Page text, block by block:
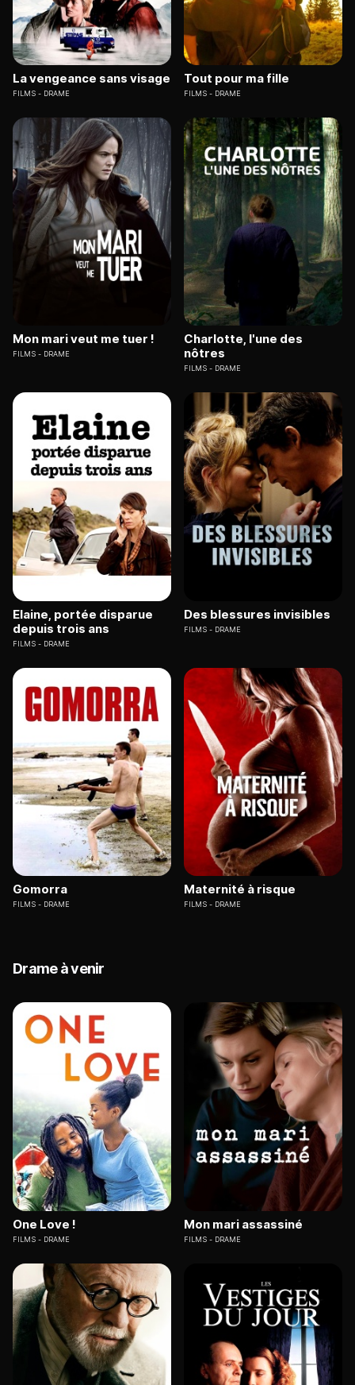
La vengeance sans visage
FILMS DRAME
Tout pour ma fille
FILMS DRAME
Mon mari veut me tuer !
FILMS DRAME
Charlotte, l'une des
nôtres
FILMS DRAME
Elaine, portée disparue
depuis trois ans
FILMS DRAME
Des blessures invisibles
FILMS DRAME
Gomorra
FILMS DRAME
Maternité à risque
FILMS DRAME
Drame à venir
One Love !
FILMS DRAME
Mon mari assassiné
FILMS DRAME